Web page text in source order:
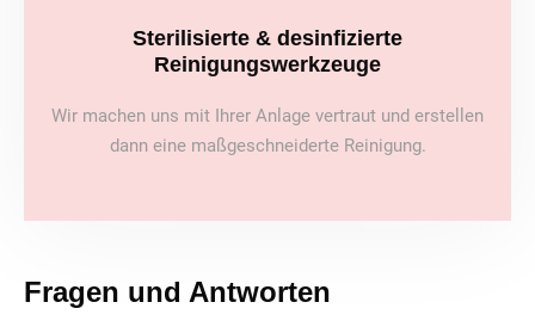
Sterilisierte & desinfizierte
Reinigungswerkzeuge
Wir machen uns mit Ihrer Anlage vertraut und erstellen
dann eine maßgeschneiderte Reinigung.
Fragen und Antworten